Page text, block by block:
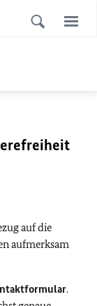
auf die
aufmerksam
.